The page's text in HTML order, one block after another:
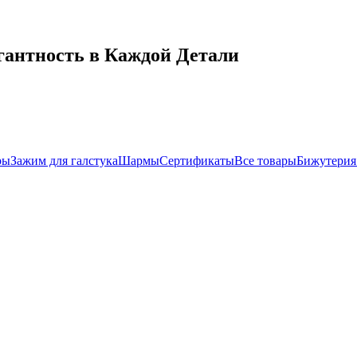
в Каждой Детали
Зажим для галстукаШармыСертификатыВсе товары